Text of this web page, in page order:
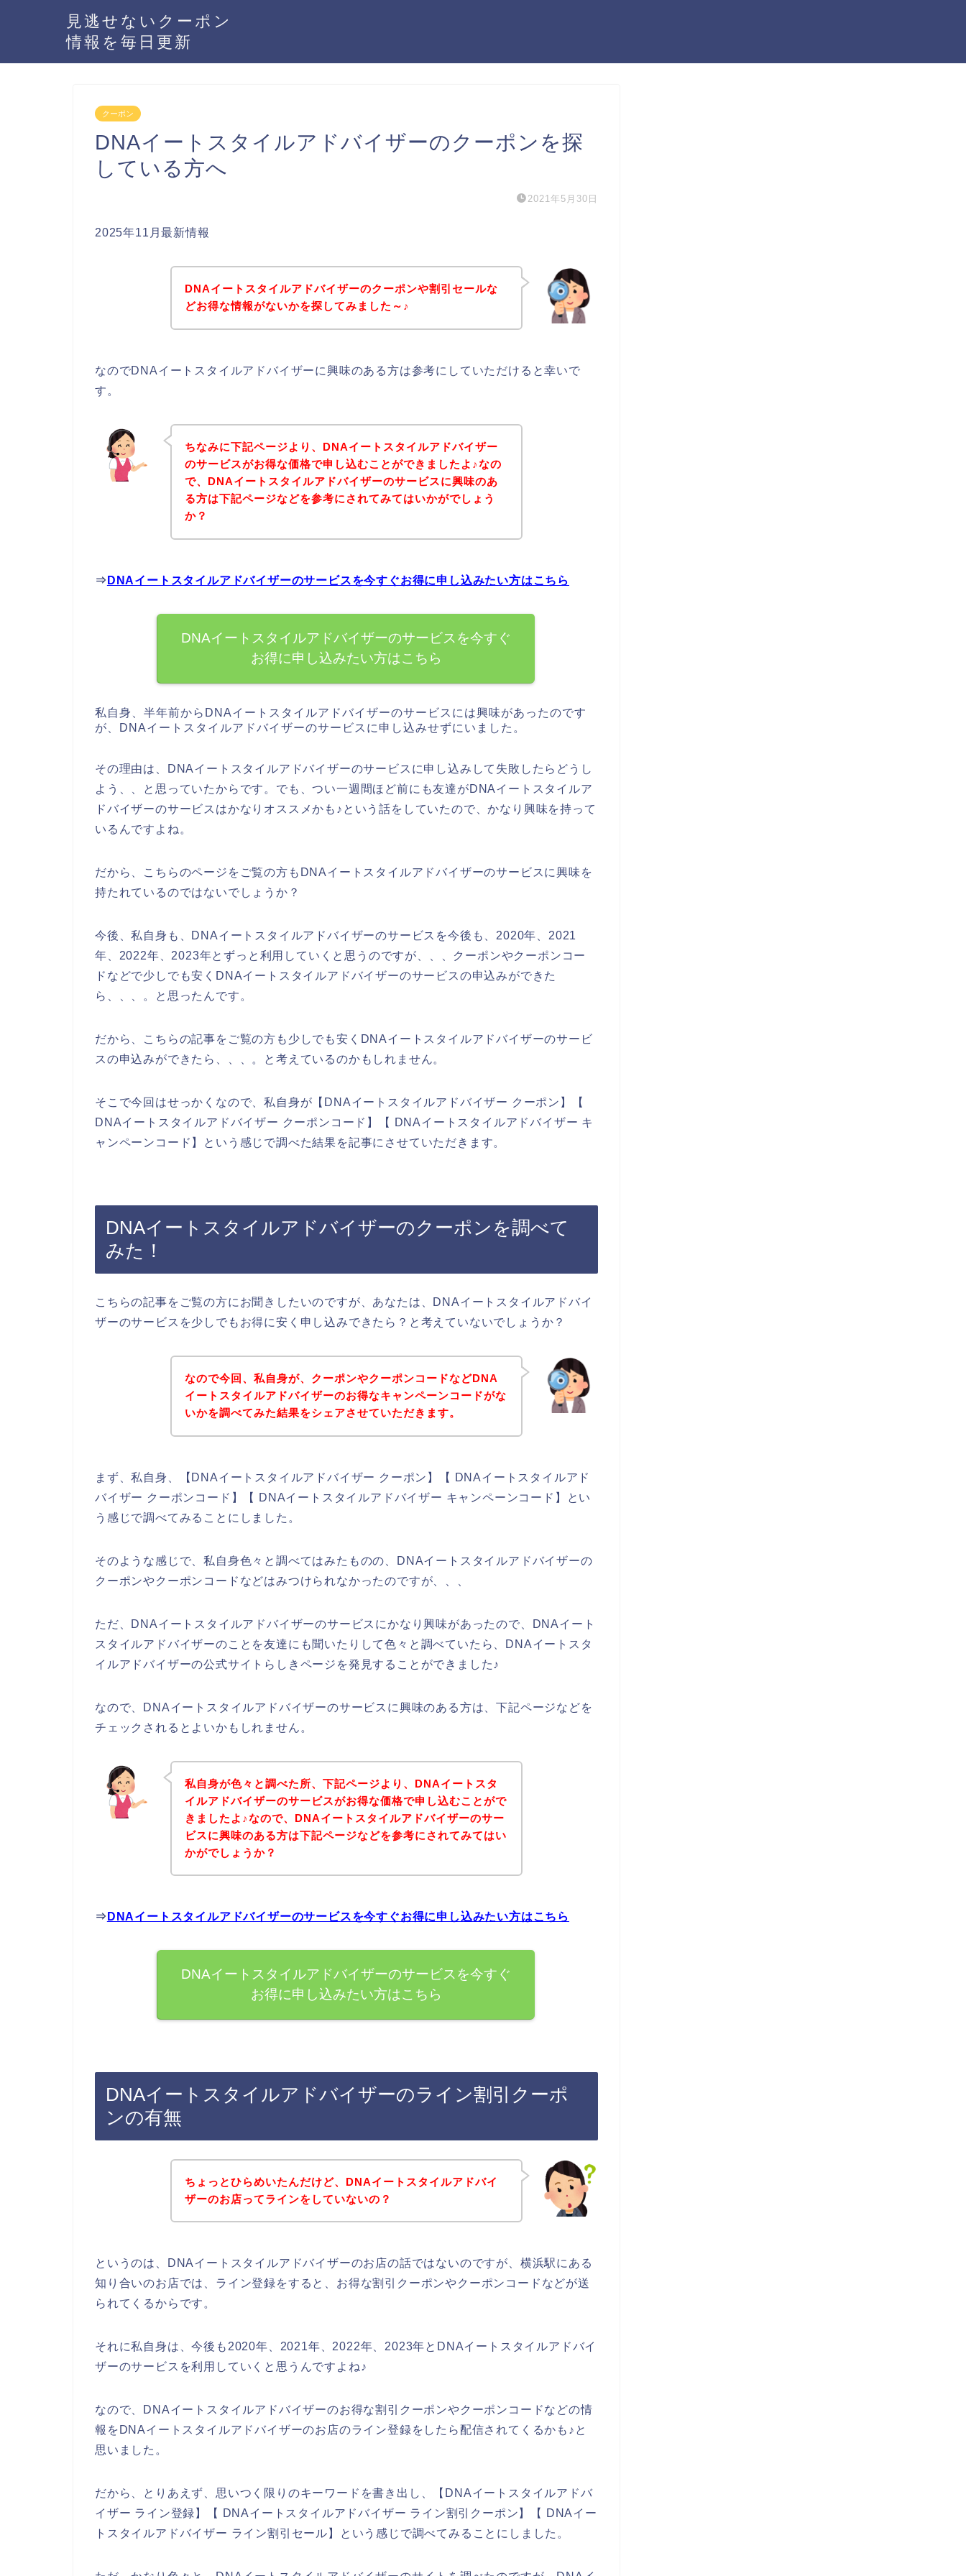
見逃せないクーポン
情報を毎日更新
クーポン
DNAイートスタイルアドバイザーのクーポンを探
している方へ
2021年5月30日
2025年11月最新情報
DNAイートスタイルアドバイザーのクーポンや割引セールな
どお得な情報がないかを探してみました～♪
なのでDNAイートスタイルアドバイザーに興味のある方は参考にしていただけると幸いで
す。
ちなみに下記ページより、DNAイートスタイルアドバイザー
のサービスがお得な価格で申し込むことができましたよ♪なの
で、DNAイートスタイルアドバイザーのサービスに興味のあ
る方は下記ページなどを参考にされてみてはいかがでしょう
か？
⇒ DNAイートスタイルアドバイザーのサービスを今すぐお得に申し込みたい方はこちら
DNAイートスタイルアドバイザーのサービスを今すぐ
お得に申し込みたい方はこちら
私自身、半年前からDNAイートスタイルアドバイザーのサービスには興味があったのです
が、DNAイートスタイルアドバイザーのサービスに申し込みせずにいました。
その理由は、DNAイートスタイルアドバイザーのサービスに申し込みして失敗したらどうし
よう、、と思っていたからです。でも、つい一週間ほど前にも友達がDNAイートスタイルア
ドバイザーのサービスはかなりオススメかも♪という話をしていたので、かなり興味を持って
いるんですよね。
だから、こちらのページをご覧の方もDNAイートスタイルアドバイザーのサービスに興味を
持たれているのではないでしょうか？
今後、私自身も、DNAイートスタイルアドバイザーのサービスを今後も、2020年、2021
年、2022年、2023年とずっと利用していくと思うのですが、、、クーポンやクーポンコー
ドなどで少しでも安くDNAイートスタイルアドバイザーのサービスの申込みができた
ら、、、。と思ったんです。
だから、こちらの記事をご覧の方も少しでも安くDNAイートスタイルアドバイザーのサービ
スの申込みができたら、、、。と考えているのかもしれません。
そこで今回はせっかくなので、私自身が【DNAイートスタイルアドバイザー クーポン】【
DNAイートスタイルアドバイザー クーポンコード】【 DNAイートスタイルアドバイザー キ
ャンペーンコード】という感じで調べた結果を記事にさせていただきます。
DNAイートスタイルアドバイザーのクーポンを調べて
みた！
こちらの記事をご覧の方にお聞きしたいのですが、あなたは、DNAイートスタイルアドバイ
ザーのサービスを少しでもお得に安く申し込みできたら？と考えていないでしょうか？
なので今回、私自身が、クーポンやクーポンコードなどDNA
イートスタイルアドバイザーのお得なキャンペーンコードがな
いかを調べてみた結果をシェアさせていただきます。
まず、私自身、【DNAイートスタイルアドバイザー クーポン】【 DNAイートスタイルアド
バイザー クーポンコード】【 DNAイートスタイルアドバイザー キャンペーンコード】とい
う感じで調べてみることにしました。
そのような感じで、私自身色々と調べてはみたものの、DNAイートスタイルアドバイザーの
クーポンやクーポンコードなどはみつけられなかったのですが、、、
ただ、DNAイートスタイルアドバイザーのサービスにかなり興味があったので、DNAイート
スタイルアドバイザーのことを友達にも聞いたりして色々と調べていたら、DNAイートスタ
イルアドバイザーの公式サイトらしきページを発見することができました♪
なので、DNAイートスタイルアドバイザーのサービスに興味のある方は、下記ページなどを
チェックされるとよいかもしれません。
私自身が色々と調べた所、下記ページより、DNAイートスタ
イルアドバイザーのサービスがお得な価格で申し込むことがで
きましたよ♪なので、DNAイートスタイルアドバイザーのサー
ビスに興味のある方は下記ページなどを参考にされてみてはい
かがでしょうか？
⇒ DNAイートスタイルアドバイザーのサービスを今すぐお得に申し込みたい方はこちら
DNAイートスタイルアドバイザーのサービスを今すぐ
お得に申し込みたい方はこちら
DNAイートスタイルアドバイザーのライン割引クーポ
ンの有無
ちょっとひらめいたんだけど、DNAイートスタイルアドバイ
ザーのお店ってラインをしていないの？
というのは、DNAイートスタイルアドバイザーのお店の話ではないのですが、横浜駅にある
知り合いのお店では、ライン登録をすると、お得な割引クーポンやクーポンコードなどが送
られてくるからです。
それに私自身は、今後も2020年、2021年、2022年、2023年とDNAイートスタイルアドバイ
ザーのサービスを利用していくと思うんですよね♪
なので、DNAイートスタイルアドバイザーのお得な割引クーポンやクーポンコードなどの情
報をDNAイートスタイルアドバイザーのお店のライン登録をしたら配信されてくるかも♪と
思いました。
だから、とりあえず、思いつく限りのキーワードを書き出し、【DNAイートスタイルアドバ
イザー ライン登録】【 DNAイートスタイルアドバイザー ライン割引クーポン】【 DNAイー
トスタイルアドバイザー ライン割引セール】という感じで調べてみることにしました。